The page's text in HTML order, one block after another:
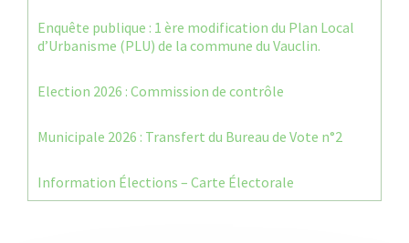
Enquête publique : 1 ère modification du Plan Local
d’Urbanisme (PLU) de la commune du Vauclin.
Election 2026 : Commission de contrôle
Municipale 2026 : Transfert du Bureau de Vote n°2
Information Élections – Carte Électorale